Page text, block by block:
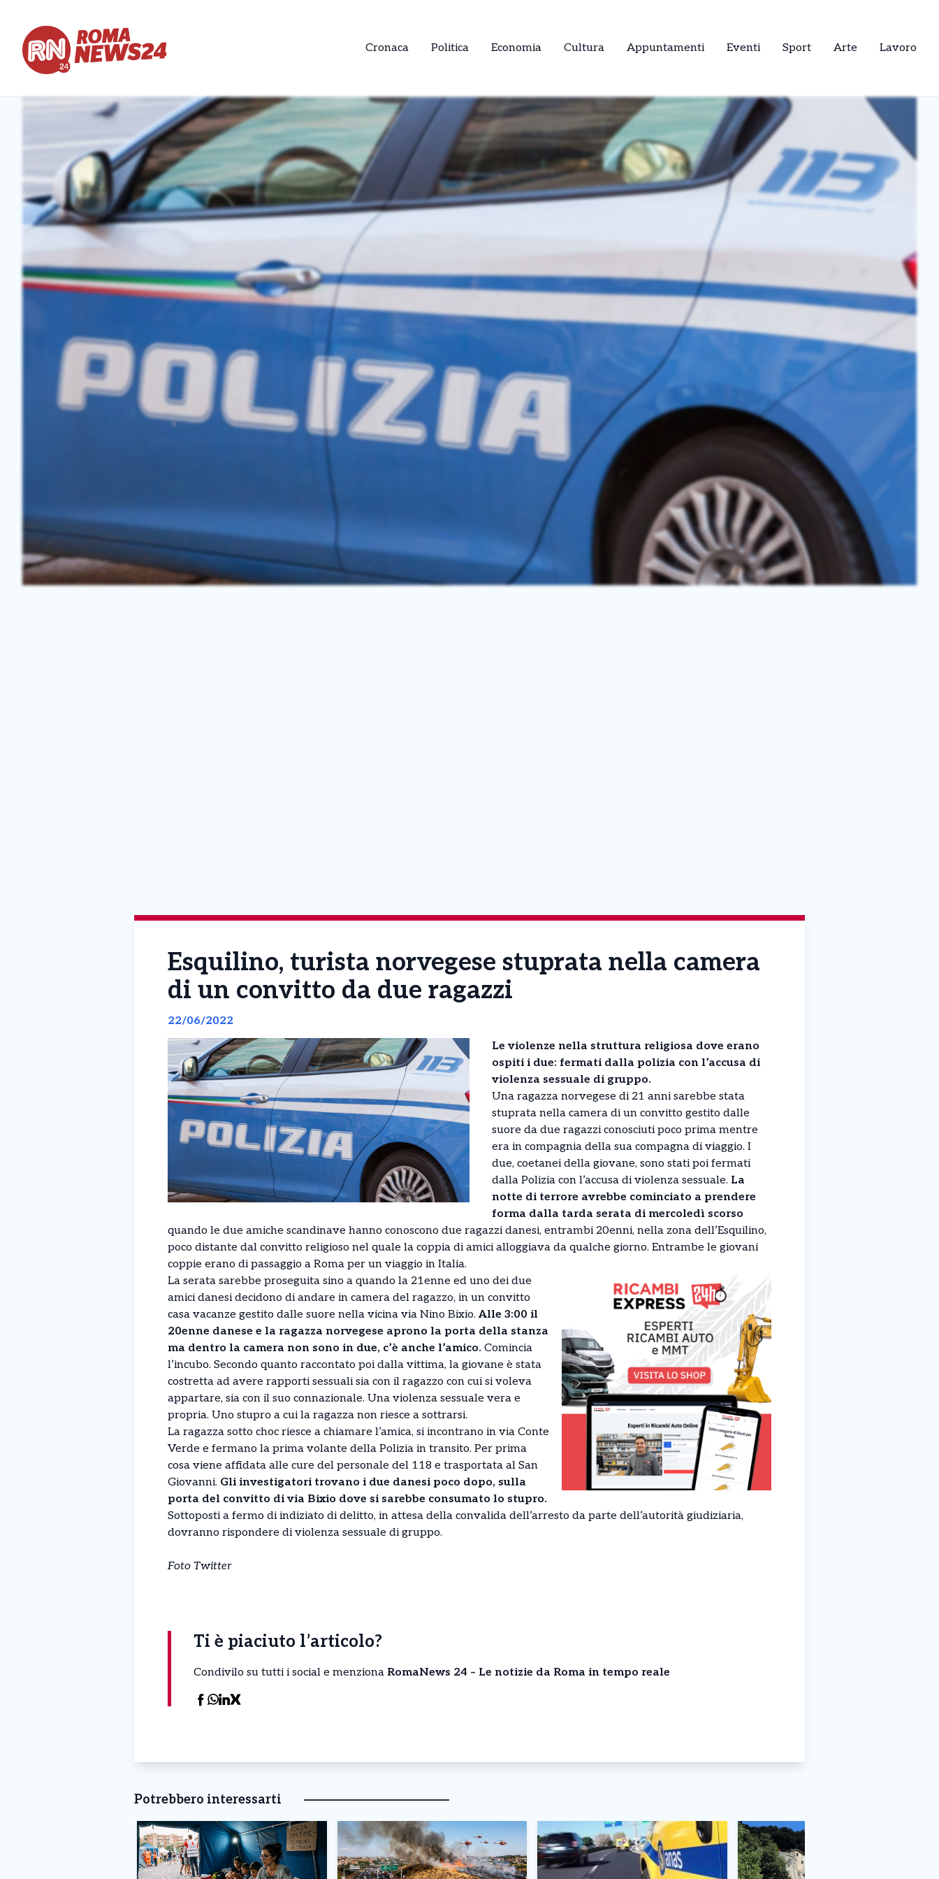
Cronaca Politica Economia Cultura Appuntamenti Eventi Sport Arte Lavoro
Esquilino, turista norvegese stuprata nella camera
di un convitto da due ragazzi
22/06/2022
Le violenze nella struttura religiosa dove erano
ospiti i due: fermati dalla polizia con l’accusa di
violenza sessuale di gruppo.
Una ragazza norvegese di 21 anni sarebbe stata
stuprata nella camera di un convitto gestito dalle
suore da due ragazzi conosciuti poco prima mentre
era in compagnia della sua compagna di viaggio. I
due, coetanei della giovane, sono stati poi fermati
dalla Polizia con l’accusa di violenza sessuale. La
notte di terrore avrebbe cominciato a prendere
forma dalla tarda serata di mercoledì scorso
quando le due amiche scandinave hanno conoscono due ragazzi danesi, entrambi 20enni, nella zona dell’Esquilino,
poco distante dal convitto religioso nel quale la coppia di amici alloggiava da qualche giorno. Entrambe le giovani
coppie erano di passaggio a Roma per un viaggio in Italia.
La serata sarebbe proseguita sino a quando la 21enne ed uno dei due
amici danesi decidono di andare in camera del ragazzo, in un convitto
casa vacanze gestito dalle suore nella vicina via Nino Bixio. Alle 3:00 il
20enne danese e la ragazza norvegese aprono la porta della stanza
ma dentro la camera non sono in due, c’è anche l’amico. Comincia
l’incubo. Secondo quanto raccontato poi dalla vittima, la giovane è stata
costretta ad avere rapporti sessuali sia con il ragazzo con cui si voleva
appartare, sia con il suo connazionale. Una violenza sessuale vera e
propria. Uno stupro a cui la ragazza non riesce a sottrarsi.
La ragazza sotto choc riesce a chiamare l’amica, si incontrano in via Conte
Verde e fermano la prima volante della Polizia in transito. Per prima
cosa viene affidata alle cure del personale del 118 e trasportata al San
Giovanni. Gli investigatori trovano i due danesi poco dopo, sulla
porta del convitto di via Bixio dove si sarebbe consumato lo stupro.
Sottoposti a fermo di indiziato di delitto, in attesa della convalida dell’arresto da parte dell’autorità giudiziaria,
dovranno rispondere di violenza sessuale di gruppo.
Foto Twitter
Ti è piaciuto l’articolo?
Condivilo su tutti i social e menziona RomaNews 24 – Le notizie da Roma in tempo reale
Potrebbero interessarti